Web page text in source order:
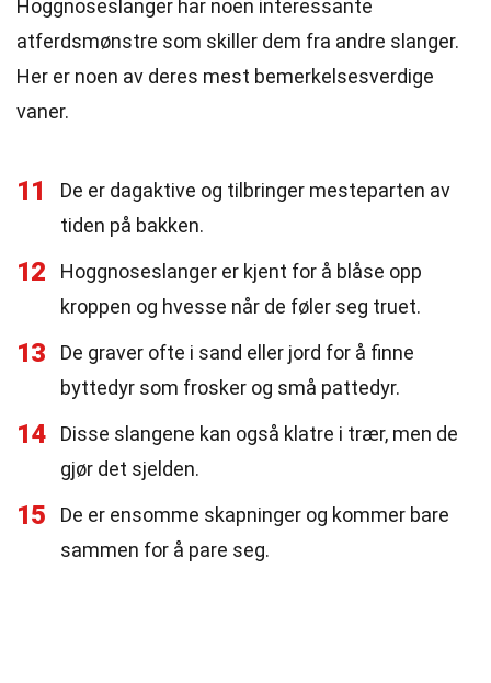
Hoggnoseslanger har noen interessante
atferdsmønstre som skiller dem fra andre slanger.
Her er noen av deres mest bemerkelsesverdige
vaner.
11
De er dagaktive og tilbringer mesteparten av
tiden på bakken.
12
Hoggnoseslanger er kjent for å blåse opp
kroppen og hvesse når de føler seg truet.
13
De graver ofte i sand eller jord for å finne
byttedyr som frosker og små pattedyr.
14
Disse slangene kan også klatre i trær, men de
gjør det sjelden.
15
De er ensomme skapninger og kommer bare
sammen for å pare seg.